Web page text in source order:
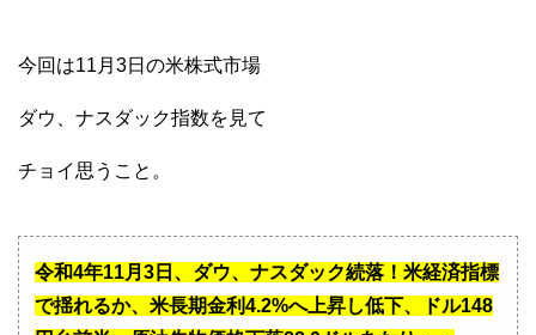
今回は11月3日の米株式市場
ダウ、ナスダック指数を見て
チョイ思うこと。
令和4年11月3日、ダウ、ナスダック続落！米経済指標
で揺れるか、米長期金利4.2%へ上昇し低下、ドル148